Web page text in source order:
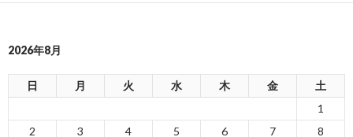
2026年8月
日 月 火 水 木 金 土
1
2
3 4 5 6 7
8